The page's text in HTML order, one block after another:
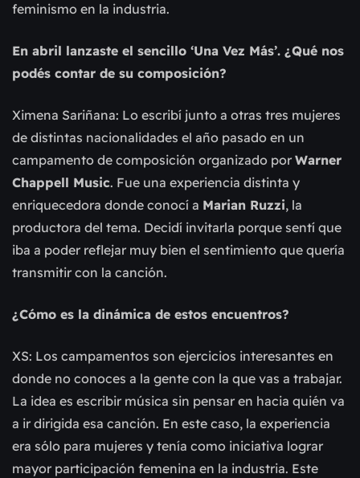
feminismo en la industria.
En abril lanzaste el sencillo ‘Una Vez Más’. ¿Qué nos
podés contar de su composición?
Ximena Sariñana: Lo escribí junto a otras tres mujeres
de distintas nacionalidades el año pasado en un
campamento de composición organizado por Warner
Chappell Music. Fue una experiencia distinta y
enriquecedora donde conocí a Marian Ruzzi, la
productora del tema. Decidí invitarla porque sentí que
iba a poder reflejar muy bien el sentimiento que quería
transmitir con la canción.
¿Cómo es la dinámica de estos encuentros?
XS: Los campamentos son ejercicios interesantes en
donde no conoces a la gente con la que vas a trabajar.
La idea es escribir música sin pensar en hacia quién va
a ir dirigida esa canción. En este caso, la experiencia
era sólo para mujeres y tenía como iniciativa lograr
mayor participación femenina en la industria. Este